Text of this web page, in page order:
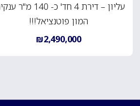
עליון – דירת 4 חד' כ- 140
המון פוטנציאל!!!
₪2,490,000